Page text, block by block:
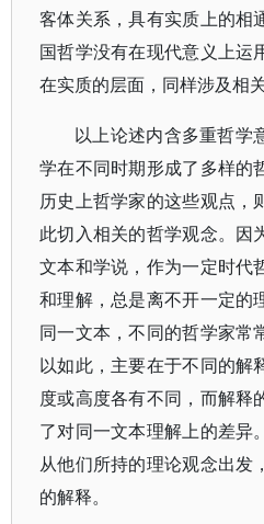
客体关系，具有实质上的相
国哲学没有在现代意义上运
在实质的层面，同样涉及相
以上论述内含多重哲学
学在不同时期形成了多样的
历史上哲学家的这些观点，
此切入相关的哲学观念。因
文本和学说，作为一定时代
和理解，总是离不开一定的
同一文本，不同的哲学家常
以如此，主要在于不同的解
度或高度各有不同，而解释
了对同一文本理解上的差异
从他们所持的理论观念出发
的解释。